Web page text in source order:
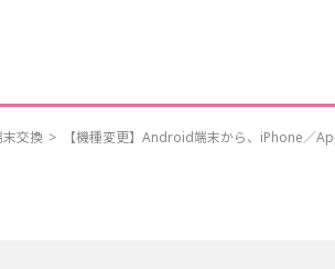
交換 > 【機種変更】Android端末から、iPhone／